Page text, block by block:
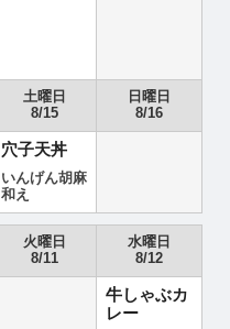
土曜日
8/15
日曜日
8/16
穴子天丼
いんげん胡麻
和え
火曜日
8/11
水曜日
8/12
牛しゃぶカ
レー